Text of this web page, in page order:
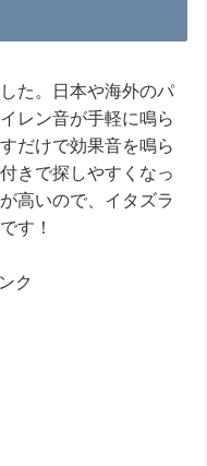
た。日本や海外のパ
レン音が手軽に鳴ら
だけで効果音を鳴ら
きで探しやすくなっ
高いので、イタズラ
す！
ク